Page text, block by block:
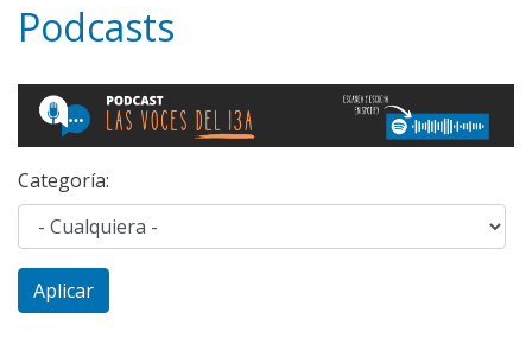
Podcasts
Categoría:
Aplicar